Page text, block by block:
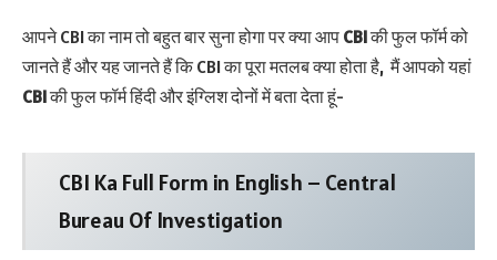
आपने CBI का नाम तो बहुत बार सुना होगा पर क्या आप CBIकी फुल फॉर्म को
जानते हैं और यह जानते हैं कि CBI का पूरा मतलब क्या होता है, मैं आपको यहां
CBIकी फुल फॉर्म हिंदी और इंग्लिश दोनों में बता देता हूं-
CBI Ka Full Form in English – Central
Bureau Of Investigation